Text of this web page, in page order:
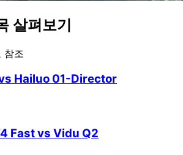
살펴보기
참조
Hailuo 01-Director
Fastvs Vidu Q2